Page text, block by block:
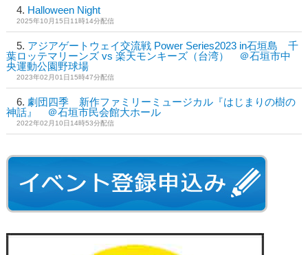
Halloween Night
2025年10月15日11時14分配信
アジアゲートウェイ交流戦 Power Series2023 in石垣島 千
葉ロッテマリーンズ vs 楽天モンキーズ（台湾） ＠石垣市中
央運動公園野球場
2023年02月01日15時47分配信
劇団四季 新作ファミリーミュージカル『はじまりの樹の
神話』 ＠石垣市民会館大ホール
2022年02月10日14時53分配信